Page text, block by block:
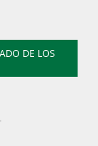
DE LOS